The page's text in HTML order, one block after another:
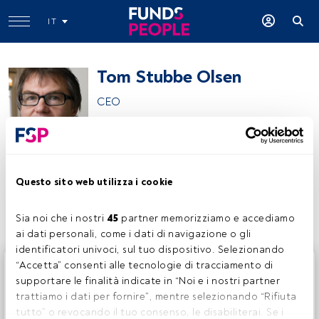
Questo sito web utilizza i cookie
Sia noi che i nostri 45 partner memorizziamo e accediamo
ai dati personali, come i dati di navigazione o gli
identificatori univoci, sul tuo dispositivo. Selezionando
“Accetta” consenti alle tecnologie di tracciamento di
supportare le finalità indicate in “Noi e i nostri partner
trattiamo i dati per fornire”, mentre selezionando “Rifiuta
tutto” o revocando il tuo consenso, le disabiliterai. Se i
IT
Tom Stubbe Olsen
CEO
Condividi:
Questo è un articolo riservato agli utenti FundsPeople. Se
sei già registrato, accedi tramite il pulsante Login. Se non
hai ancora un account, ti invitiamo a registrarti per scoprire
tutti i contenuti che FundsPeople ha da offrire.